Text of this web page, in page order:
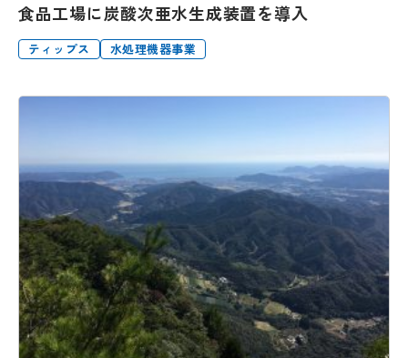
食品工場に炭酸次亜水生成装置を導入
ティップス 水処理機器事業